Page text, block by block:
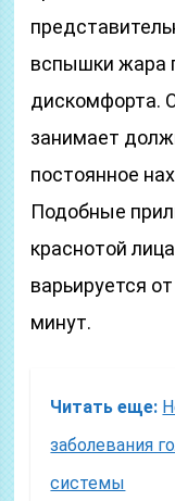
вспышки жара
дискомфорта.
занимает
постоянное
Подобные
краснотой
варьируется
минут.
Читать еще:
заболевания
системы